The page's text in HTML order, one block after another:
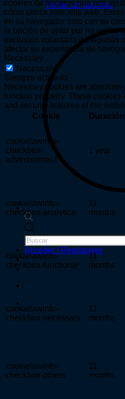
Vende tus apuntes
de
productos
Acceder / Registrarse
cookies de terceros que nos
cómo utiliza este sitio web.
en su navegador solo con su
la opción de optar por no recibir
exclusión voluntaria de algunas
afectar su experiencia de
Necessary
Necessary
Siempre activado
Necessary cookies are
function properly. These
and security features of the
Cookie
Duración
cookielawinfo-
checkbox-
advertisement
1 year
cookielawinfo-
checkbox-analytics
11
months
cookielawinfo-
checkbox-functional
11
months
cookielawinfo-
checkbox-necessary
11
months
cookielawinfo-
checkbox-others
11
months